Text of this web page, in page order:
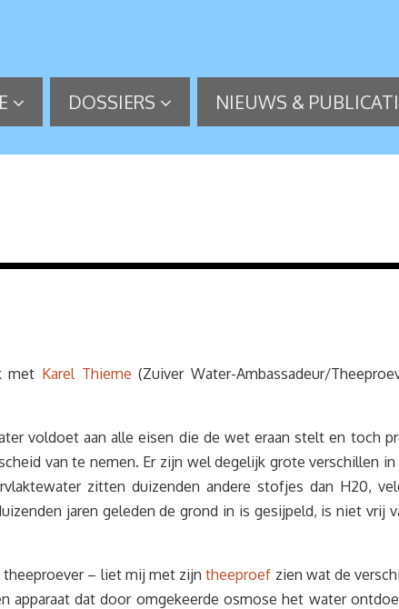
DOSSIERS NIEUWS &
met Karel Thieme (Zuiver Water-Ambassadeur/
voldoet aan alle eisen die de wet eraan stelt en toch
van te nemen. Er zijn wel degelijk grote verschillen
zitten duizenden andere stofjes dan H20,
jaren geleden de grond in is gesijpeld, is niet
theeproever – liet mij met zijntheeproef zien wat de
apparaat dat door omgekeerde osmose het water